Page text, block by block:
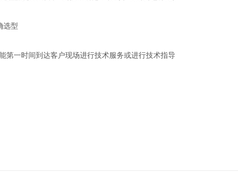
选型
一时间到达客户现场进行技术服务或进行技术指导